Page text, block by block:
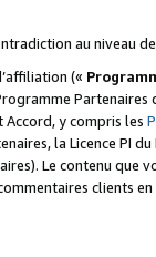
au niveau
(«
Partenaires
Accord, y compris les
la Licence PI
Le contenu
clients